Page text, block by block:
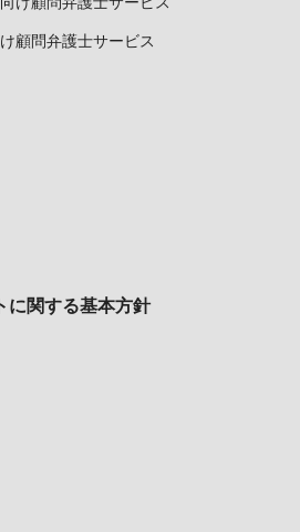
顧問弁護士サービス
に関する基本方針